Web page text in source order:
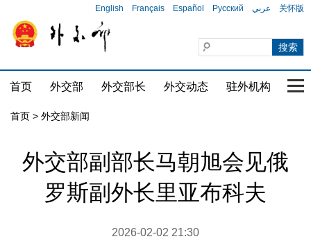
English Français Español Русский عربي 关怀版
首页 外交部 外交部长 外交动态 驻外机构 国
首页 > 外交部新闻
外交部副部长马朝旭会见俄
罗斯副外长里亚布科夫
2026-02-02 21:30